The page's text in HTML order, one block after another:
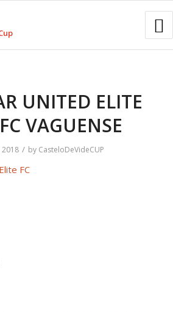
UNITED ELITE
VAGUENSE
2018 / by CasteloDeVideCUP